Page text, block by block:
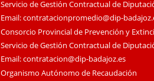
Servicio de Gestión Contractual de
Email:contratacionpromedio@dip-
Consorcio Provincial de Prevención y
Servicio de Gestión Contractual de
Email:contratacion@dip-badajoz.es
Organismo Autónomo de Recaudación